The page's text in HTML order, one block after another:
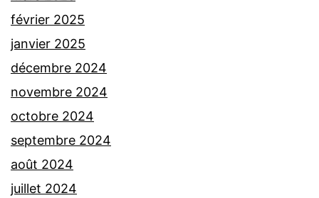
février 2025
janvier 2025
décembre 2024
novembre 2024
octobre 2024
septembre 2024
août 2024
juillet 2024